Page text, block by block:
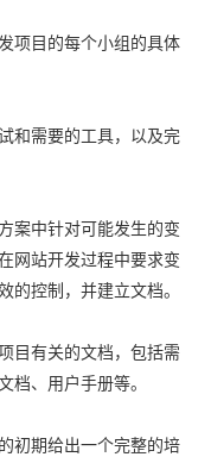
项目的每个小组的具体
和需要的工具，以及完
案中针对可能发生的变
网站开发过程中要求变
的控制，并建立文档。
目有关的文档，包括需
档、用户手册等。
初期给出一个完整的培